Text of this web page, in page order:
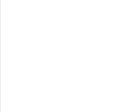
و
في مصر كما نسعى دائما
العميل في خدمة